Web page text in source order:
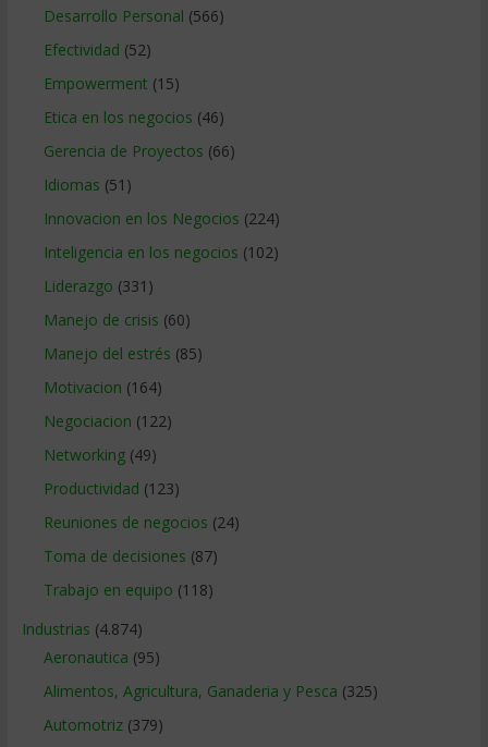
Desarrollo Personal (566)
Efectividad (52)
Empowerment (15)
Etica en los negocios (46)
Gerencia de Proyectos (66)
Idiomas (51)
Innovacion en los Negocios (224)
Inteligencia en los negocios (102)
Liderazgo (331)
Manejo de crisis (60)
Manejo del estrés (85)
Motivacion (164)
Negociacion (122)
Networking(49)
Productividad (123)
Reuniones de negocios (24)
Toma de decisiones (87)
Trabajo en equipo (118)
Industrias (4.874)
Aeronautica (95)
Alimentos, Agricultura, Ganaderia y Pesca (325)
Automotriz(379)